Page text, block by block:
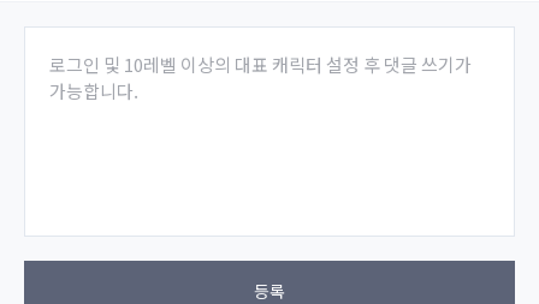
로그인 및 10레벨 이상의 대표 캐릭터 설정 후 댓글 쓰기가
가능합니다.
등록